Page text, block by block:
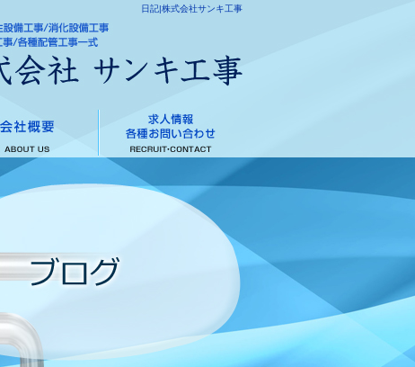
日記|株式会社サンキ工事